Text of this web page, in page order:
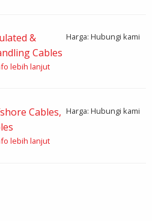
&
Cables
Harga: Hubungi kami
lebih lanjut
Cables, Harga: Hubungi kami
lebih lanjut